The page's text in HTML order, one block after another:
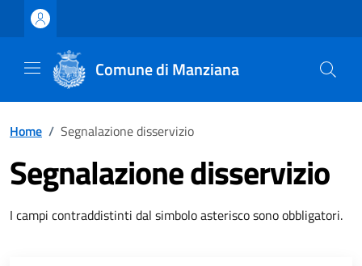
Vai ai contenuti
Vai al footer
Comune di Manziana
Home / Segnalazione disservizio
Segnalazione disservizio
I campi contraddistinti dal simbolo asterisco sono obbligatori.